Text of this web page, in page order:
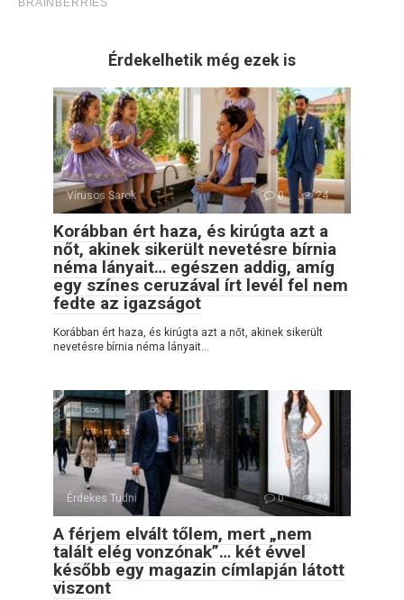
Érdekelhetik még ezek is
Vírusos Sarok 0 24
Korábban ért haza, és kirúgta azt a
nőt, akinek sikerült nevetésre bírnia
néma lányait… egészen addig, amíg
egy színes ceruzával írt levél fel nem
fedte az igazságot
Korábban ért haza, és kirúgta azt a nőt, akinek sikerült
nevetésre bírnia néma lányait…
Érdekes Tudni 0 29
A férjem elvált tőlem, mert „nem
talált elég vonzónak”… két évvel
később egy magazin címlapján látott
viszont